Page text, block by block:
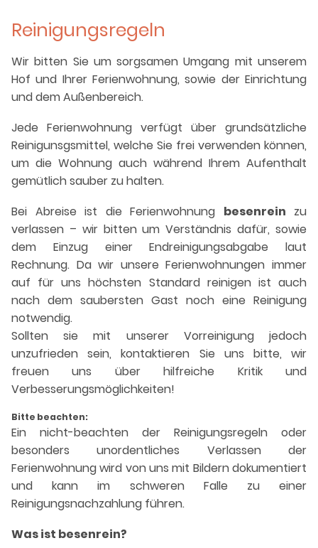
Reinigungsregeln
Wir bitten Sie um sorgsamen Umgang mit unserem
Hof und Ihrer Ferienwohnung, sowie der Einrichtung
und dem Außenbereich.
Jede Ferienwohnung verfügt über grundsätzliche
Reinigunsgsmittel, welche Sie frei verwenden können,
um die Wohnung auch während Ihrem Aufenthalt
gemütlich sauber zu halten.
Bei Abreise ist die Ferienwohnung besenrein zu
verlassen – wir bitten um Verständnis dafür, sowie
dem Einzug einer Endreinigungsabgabe laut
Rechnung. Da wir unsere Ferienwohnungen immer
auf für uns höchsten Standard reinigen ist auch
nach dem saubersten Gast noch eine Reinigung
notwendig.
Sollten sie mit unserer Vorreinigung jedoch
unzufrieden sein, kontaktieren Sie uns bitte, wir
freuen uns über hilfreiche Kritik und
Verbesserungsmöglichkeiten!
Bitte beachten:
Ein nicht-beachten der Reinigungsregeln oder
besonders unordentliches Verlassen der
Ferienwohnung wird von uns mit Bildern dokumentiert
und kann im schweren Falle zu einer
Reinigungsnachzahlung führen.
Was ist besenrein?